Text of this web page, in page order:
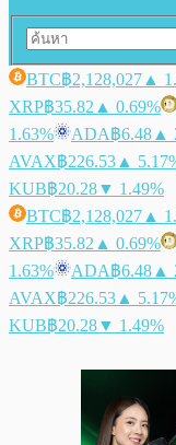
BTC฿2,128,027 ▲
XRP฿35.82 ▲ 0.69%
1.63%
ADA฿6.48 ▲
AVAX฿226.53 ▲
KUB฿20.28▼ 1.49%
BTC฿2,128,027 ▲
XRP฿35.82 ▲ 0.69%
1.63%
ADA฿6.48 ▲
AVAX฿226.53 ▲
KUB฿20.28▼ 1.49%